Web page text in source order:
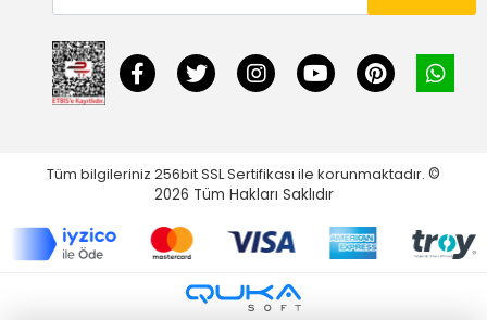
Tüm bilgileriniz 256bit SSL Sertifikası ile korunmaktadır. ©
2026 Tüm Hakları Saklıdır